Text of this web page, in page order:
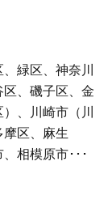
緑区、神奈川
、磯子区、金
、川崎市（川
区、麻生
相模原市･･･